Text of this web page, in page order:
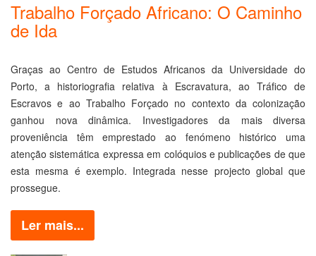
Trabalho Forçado Africano: O Caminho
de Ida
Graças ao Centro de Estudos Africanos da Universidade do
Porto, a historiografia relativa à Escravatura, ao Tráfico de
Escravos e ao Trabalho Forçado no contexto da colonização
ganhou nova dinâmica. Investigadores da mais diversa
proveniência têm emprestado ao fenómeno histórico uma
atenção sistemática expressa em colóquios e publicações de que
esta mesma é exemplo. Integrada nesse projecto global que
prossegue.
Ler mais...